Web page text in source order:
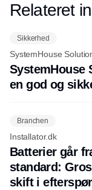
Relateret
Sikkerhed
SystemHouse
SystemHouse
en god og
Branchen
Installator.dk
Batterier går
standard:
skift i